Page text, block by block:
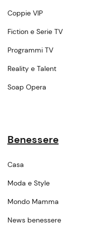
Coppie VIP
Fiction e Serie TV
Programmi TV
Reality e Talent
Soap Opera
Benessere
Casa
Moda e Style
Mondo Mamma
News benessere